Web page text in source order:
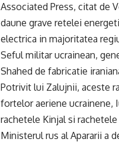
Associated Press, citat de
daune grave retelei
electrica in majoritatea
Seful militar ucrainean,
Shahed de fabricatie
Potrivit lui Zalujnii, aceste
fortelor aeriene ucrainene,
rachetele Kinjal si
Ministerul rus al Apararii a